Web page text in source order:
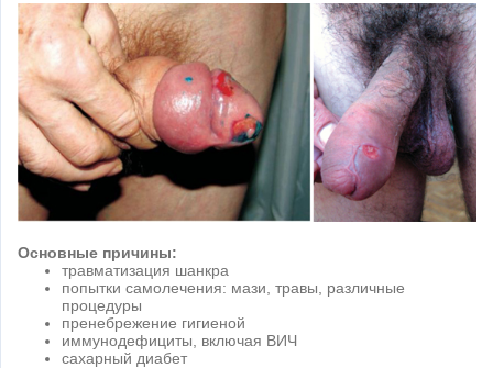
Основные причины:
травматизация шанкра
попытки самолечения: мази, травы, различные
процедуры
пренебрежение гигиеной
иммунодефициты, включая ВИЧ
сахарный диабет